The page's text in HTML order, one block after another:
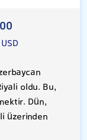
oldu. Bu,
Dün,
üzerinden